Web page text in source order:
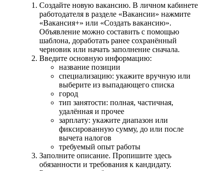
Создайте новую вакансию. В личном кабинете
работодателя в разделе «Вакансии» нажмите
«Вакансия+» или «Создать вакансию».
Объявление можно составить с помощью
шаблона, доработать ранее сохранённый
черновик или начать заполнение сначала.
Введите основную информацию:
название позиции
специализацию: укажите вручную или
выберите из выпадающего списка
город
тип занятости: полная, частичная,
удалённая и прочее
зарплату: укажите диапазон или
фиксированную сумму, до или после
вычета налогов
требуемый опыт работы
Заполните описание. Пропишите здесь
обязанности и требования к кандидату.